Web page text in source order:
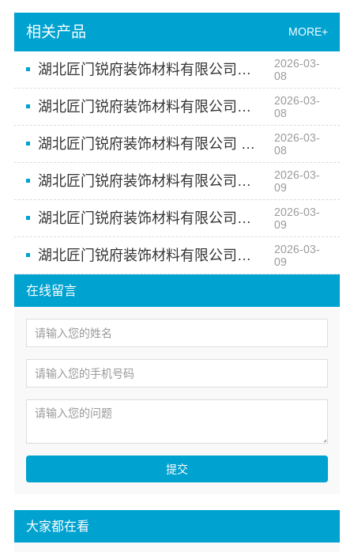
大家都在看
在线留言
提交
相关产品 MORE+
湖北匠门锐府装饰材料有限公司：从美学工厂到高端定制的艺术升华
2026-03-
08
湖北匠门锐府装饰材料有限公司：工厂级品质，定制新生活
2026-03-
08
湖北匠门锐府装饰材料有限公司 高端定制 匠心传承
2026-03-
08
湖北匠门锐府装饰材料有限公司：以美学驱动空间定制革新
2026-03-
09
湖北匠门锐府装饰材料有限公司：引领空间高端定制新风尚
2026-03-
09
湖北匠门锐府装饰材料有限公司：打造空间美学新境界
2026-03-
09